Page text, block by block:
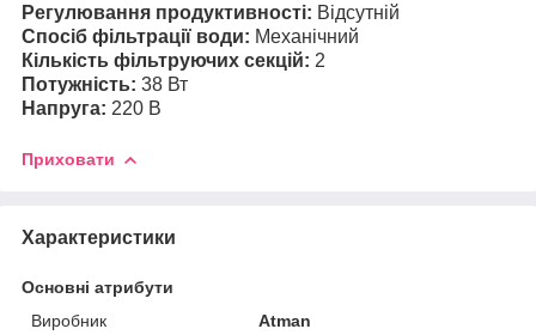
Регулювання продуктивності: Відсутній
Спосіб фільтрації води: Механічний
Кількість фільтруючих секцій: 2
Потужність: 38 Вт
Напруга: 220 В
Приховати
Характеристики
Основні атрибути
Виробник
Atman